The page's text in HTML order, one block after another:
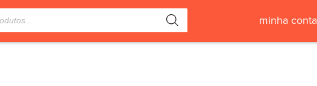
minha conta